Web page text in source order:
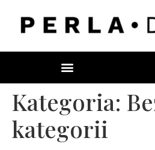
Kategoria:
kategorii